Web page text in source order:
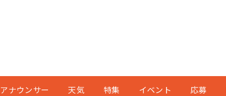
アナウンサー 天気 特集 イベント 応募